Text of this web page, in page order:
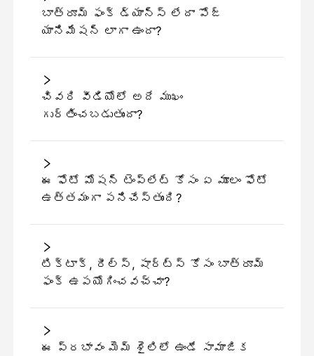
బాత్రూమ్ ఫంక్ డ్యాన్స్ లేదా పోజ్
యానిమేషన్ లాగా ఉందా?
చివరి వీడియోలో అదే ముఖం
గుర్తించబడుతుందా?
ఈ ఫోటో మోషన్ టెంప్లేట్ కోసం ఏ మూలం ఫోటో
ఉత్తమంగా పనిచేస్తుంది?
టిక్టాక్, రీల్స్, షార్ట్స్ కోసం బాత్రూమ్
ఫంక్ ఉపయోగించవచ్చా?
ఈ ప్రభావం మెమ్ శైలిలో ఉండే సామాజిక